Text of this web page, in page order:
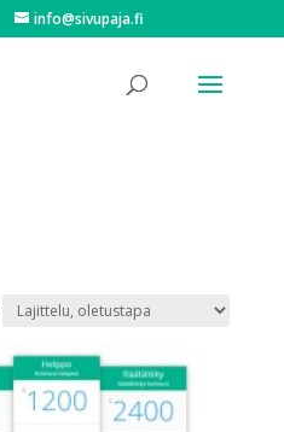
info@sivupaja.fi